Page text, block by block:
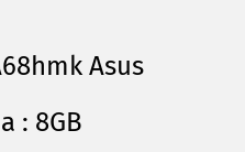
Asus
: 8GB